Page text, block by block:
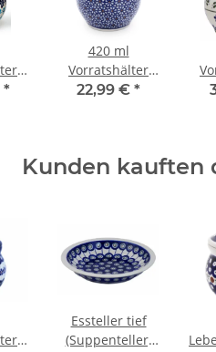
*
420 ml
Vorratshälter
mit Deckel Ø12,1
22,99 € *
mit
Kunden kauften
Essteller tief
(Suppenteller)